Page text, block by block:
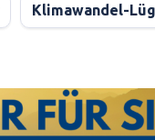
Klimawandel-